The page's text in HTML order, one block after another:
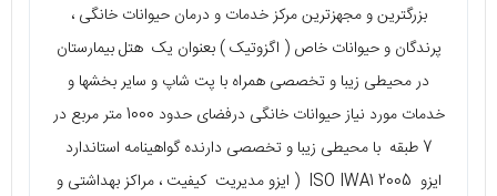
بزرگترین و مجهزترین مرکز خدمات و درمان حیوانات خانگی ،
پرندگان و حیوانات خاص ( اگزوتیک ) بعنوان یک هتل بیمارستان
در محیطی زیبا و تخصصی همراه با پت شاپ و سایر بخشها و
خدمات مورد نیاز حیوانات خانگی درفضای حدود 1000 متر مربع در
7 طبقه با محیطی زیبا و تخصصی دارنده گواهینامه استاندارد
ایزو ISO IWA1 2005 ( ایزو مدیریت کیفیت ، مراکز بهداشتی و